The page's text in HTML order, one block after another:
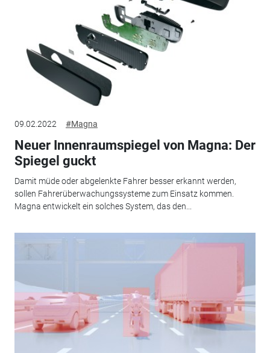
09.02.2022 #Magna
Neuer Innenraumspiegel von Magna: Der
Spiegel guckt
Damit müde oder abgelenkte Fahrer besser erkannt werden,
sollen Fahrerüberwachungssysteme zum Einsatz kommen.
Magna entwickelt ein solches System, das den...